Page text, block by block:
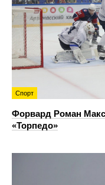
Спорт
Форвард Роман
«Торпедо»